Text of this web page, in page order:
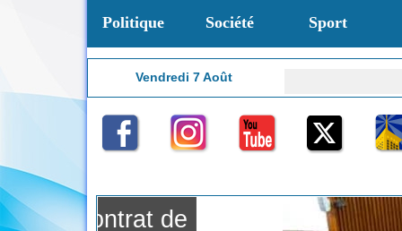
Politique Société Sport
Vendredi 7 Août
de